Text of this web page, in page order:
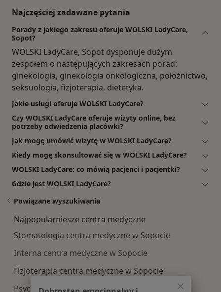
Najczęściej zadawane pytania
Porady z jakiego zakresu oferuje WOLSKI LadyCare,
Sopot?
WOLSKI LadyCare, Sopot dysponuje dużym
zespołem o następujących zakresach porad:
ginekologia, ginekologia onkologiczna, położnictwo,
seksuologia, fizjoterapia, dietetyka.
Jakie usługi oferuje WOLSKI LadyCare?
Czy WOLSKI LadyCare oferuje wizyty online, bez
potrzeby odwiedzenia placówki?
Jak mogę umówić wizytę w WOLSKI LadyCare?
Kiedy mogę skonsultować się w WOLSKI LadyCare?
WOLSKI LadyCare: co mówią pacjenci i pacjentki?
Gdzie jest WOLSKI LadyCare?
Powiązane wyszukiwania
Najpopularniesze centra medyczne
Stomatologia centra medyczne w Sopocie
Interna centra medyczne w Sopocie
Fizjoterapia centra medyczne w Sopocie
Psychologia centra medyczne w Sopocie